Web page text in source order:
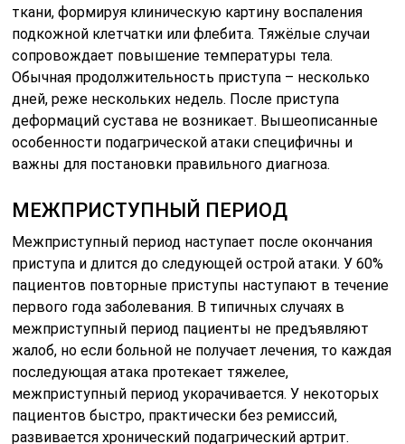
ткани, формируя клиническую картину воспаления
подкожной клетчатки или флебита. Тяжёлые случаи
сопровождает повышение температуры тела.
Обычная продолжительность приступа – несколько
дней, реже нескольких недель. После приступа
деформаций сустава не возникает. Вышеописанные
особенности подагрической атаки специфичны и
важны для постановки правильного диагноза.
МЕЖПРИСТУПНЫЙ ПЕРИОД
Межприступный период наступает после окончания
приступа и длится до следующей острой атаки. У 60%
пациентов повторные приступы наступают в течение
первого года заболевания. В типичных случаях в
межприступный период пациенты не предъявляют
жалоб, но если больной не получает лечения, то каждая
последующая атака протекает тяжелее,
межприступный период укорачивается. У некоторых
пациентов быстро, практически без ремиссий,
развивается хронический подагрический артрит.